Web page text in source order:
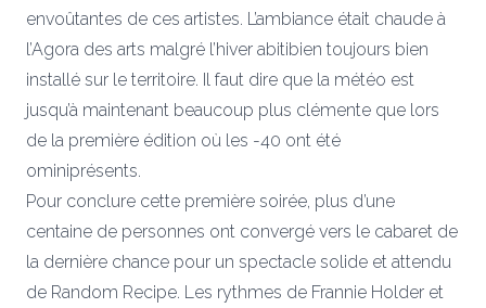
envoûtantes de ces artistes. L’ambiance était chaude à
l’Agora des arts malgré l’hiver abitibien toujours bien
installé sur le territoire. Il faut dire que la météo est
jusqu’à maintenant beaucoup plus clémente que lors
de la première édition où les -40 ont été
ominiprésents.
Pour conclure cette première soirée, plus d’une
centaine de personnes ont convergé vers le cabaret de
la dernière chance pour un spectacle solide et attendu
de Random Recipe. Les rythmes de Frannie Holder et